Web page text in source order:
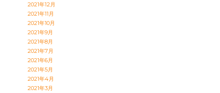
2021年12月
2021年11月
2021年10月
2021年9月
2021年8月
2021年7月
2021年6月
2021年5月
2021年4月
2021年3月